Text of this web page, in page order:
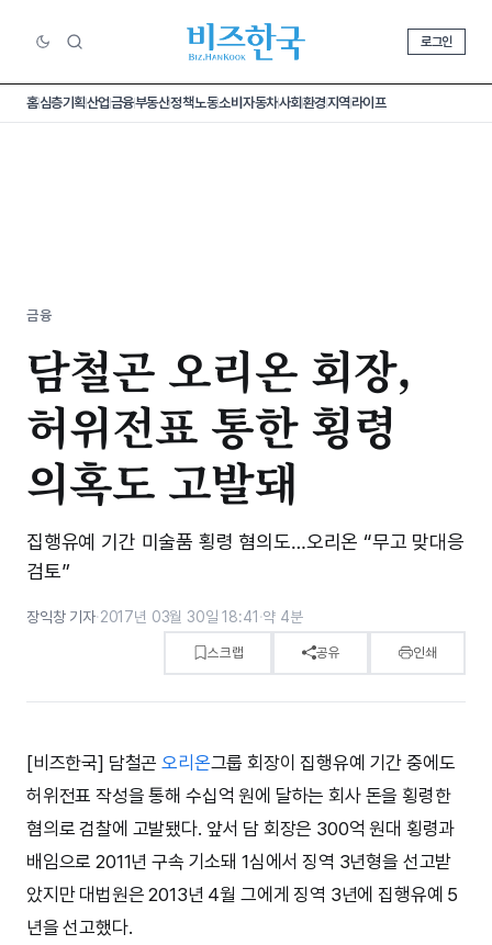
로그인
홈심층기획산업금융부동산정책노동소비 자동차사회환경지역라이프
금융
담철곤 오리온 회장,
허위전표 통한 횡령
의혹도 고발돼
집행유예 기간 미술품 횡령 혐의도…오리온 “무고 맞대응
검토”
장익창 기자·2017년 03월 30일 18:41 ·약 4분
스크랩 공유 인쇄
[비즈한국] 담철곤오리온그룹 회장이 집행유예 기간 중에도
허위전표 작성을 통해 수십억 원에 달하는 회사 돈을 횡령한
혐의로 검찰에 고발됐다. 앞서 담 회장은 300억 원대 횡령과
배임으로 2011년 구속 기소돼 1심에서 징역 3년형을 선고받
았지만 대법원은 2013년 4월 그에게 징역 3년에 집행유예 5
년을 선고했다.